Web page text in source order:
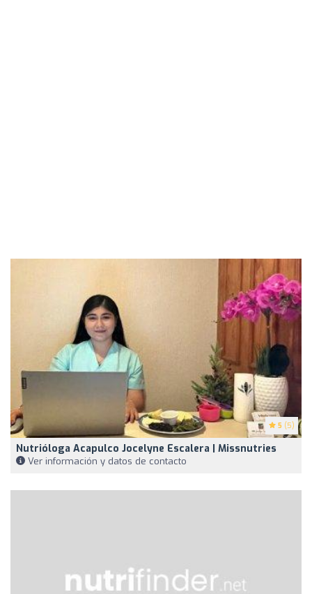
5 (5)
Nutrióloga Acapulco Jocelyne Escalera | Missnutries
Ver información y datos de contacto